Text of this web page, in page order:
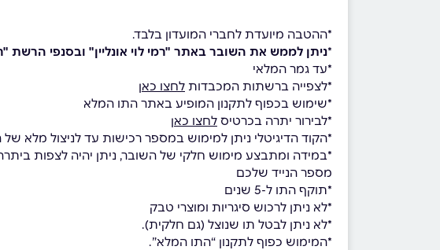
*ההטבה מיועדת לחברי המועדון בלבד.
*ניתן לממש את השובר באתר "רמי לוי אונליין" ובסנפי
*עד גמר המלאי
*לצפייה ברשתות המכבדות לחצו כאן
*שימוש בכפוף לתקנון המופיע באתר התו המלא
*לבירור יתרה בכרטיס לחצו כאן
*הקוד הדיגיטלי ניתן למימוש במספר רכישות עד לניצול מלא
*במידה ומתבצע מימוש חלקי של השובר, ניתן יהיה לצפות
מספר הנייד שלכם
*תוקף התו ל-5 שנים
*לא ניתן לרכוש סיגריות ומוצרי טבק
*לא ניתן לבטל תו שנוצל (גם חלקית).
*המימוש כפוף לתקנון “התו המלא”.